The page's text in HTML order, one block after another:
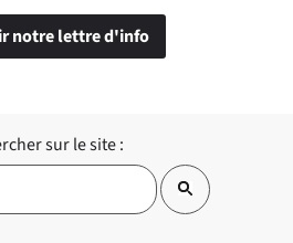
notre lettre d'info
sur le site :